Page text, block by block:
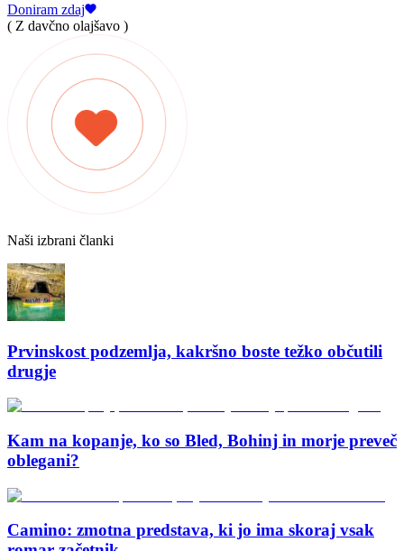
Doniram zdaj
( Z davčno olajšavo )
Naši izbrani članki
Prvinskost podzemlja, kakršno boste težko občutili
drugje
Kam na kopanje, ko so Bled, Bohinj in morje preveč
oblegani?
Camino: zmotna predstava, ki jo ima skoraj vsak